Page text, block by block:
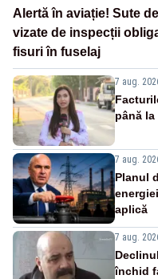
Alertă în aviație! Sute
vizate de inspecții
fisuri în fuselaj
7 aug.
până la
7 aug.
Planul
aplică
7 aug.
închid